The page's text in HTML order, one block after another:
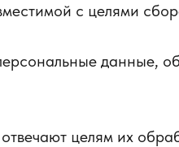
с целями
данные,
целям их